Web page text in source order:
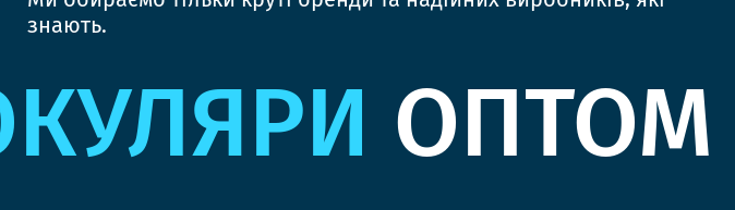
знають.
ОПТОМ